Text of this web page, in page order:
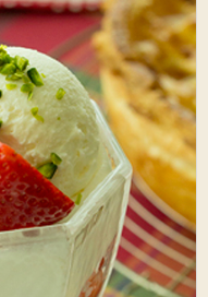
ポッ
コーヒーギフ
ト
器具・その他
UCCラボ
UCCのコーヒ
ーマガジン
東京ディズニ
ーリゾート®︎
カフェのお仕
事体験
する手助けを
カーボンニ
ュートラル
ネイチャー
ポジティブ
環境と社会
人権の尊重
サーキュラ
ーエコノミ
ー
ハワイ
ジャマイカ
Sustainability
Challenge
サステナビ
リティチャ
レンジ
Sustainability
Report
サステナビ
リティレポ
コーヒー関
業務用サー
ビス事業
外食事業
コーヒーマ
シン事業
地域・戦略
事業
グループサ
サステナビ
リティ
採用活動
研究活動
UCC神戸コ
ーヒービレ
ッジ
ウェブマガ
ジン